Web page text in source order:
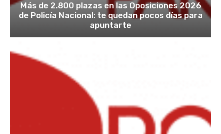
Más de 2.800 plazas en las Oposiciones 2026
de Policía Nacional: te quedan pocos días para
apuntarte